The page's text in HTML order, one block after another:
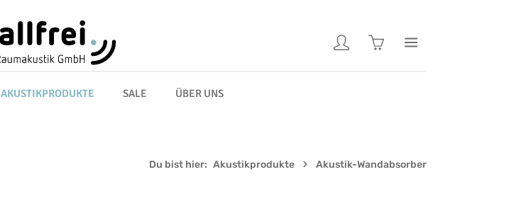
Warenkorb enthält 0
AKUSTIKPRODUKTE SALE ÜBER UNS
Du bist hier: Akustikprodukte Akustik-Wandabsorber